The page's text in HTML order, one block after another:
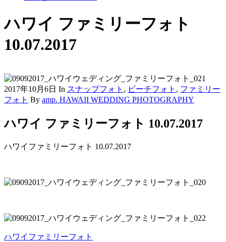
ハワイ ファミリーフォト
10.07.2017
2017年10月6日 In スナップフォト , ビーチフォト , ファミリー
フォト By amp. HAWAII WEDDING PHOTOGRAPHY
ハワイ ファミリーフォト 10.07.2017
ハワイファミリーフォト 10.07.2017
ハワイファミリーフォト